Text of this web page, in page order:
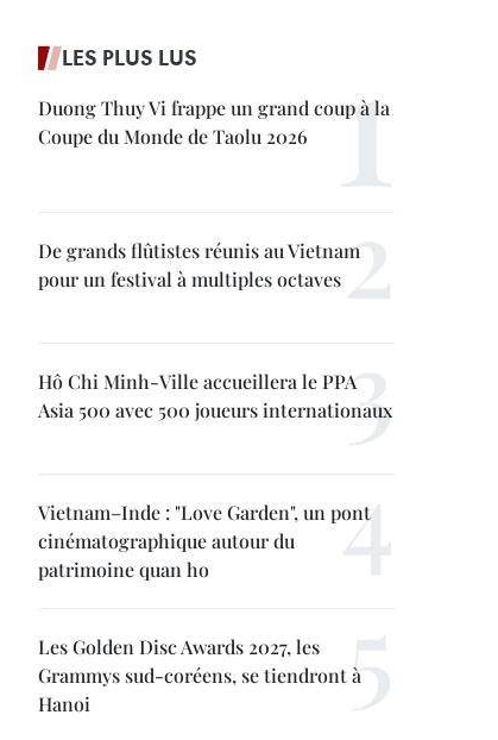
LES PLUS LUS
Duong Thuy Vi frappe un grand coup à la
Coupe du Monde de Taolu 2026
De grands flûtistes réunis au Vietnam
pour un festival à multiples octaves
Hô Chi Minh-Ville accueillera le PPA
Asia 500 avec 500 joueurs internationaux
Vietnam–Inde : "Love Garden", un pont
cinématographique autour du
patrimoine quan ho
Les Golden Disc Awards 2027, les
Grammys sud-coréens, se tiendront à
Hanoi